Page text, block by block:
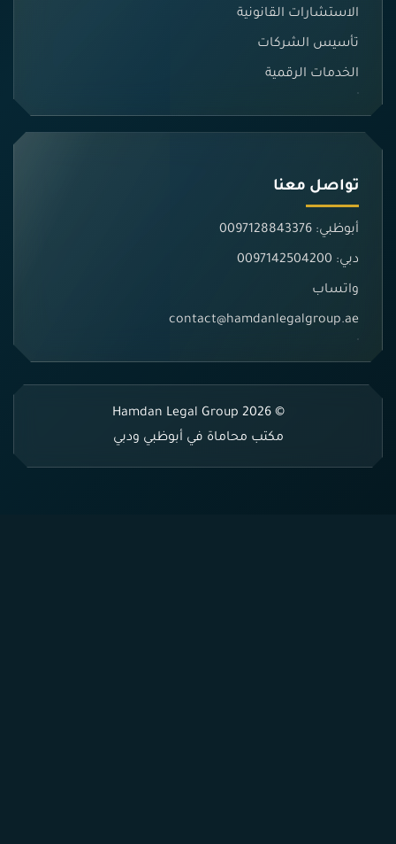
الاستشارات القانونية
تأسيس الشركات
الخدمات الرقمية
تواصل معنا
أبوظبي: 0097128843376
دبي: 0097142504200
واتساب
contact@hamdanlegalgroup.ae
© 2026 Hamdan Legal Group
مكتب محاماة في أبوظبي ودبي